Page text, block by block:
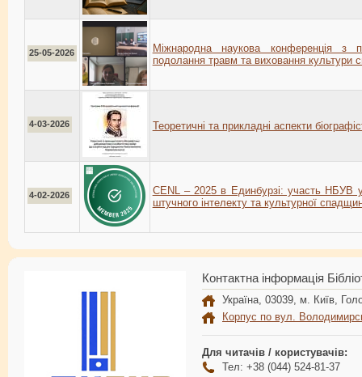
25-05-2026
Міжнародна наукова конференція з
подолання травм та виховання культури
4-03-2026 Теоретичні та прикладні аспекти
4-02-2026
CENL – 2025 в Единбурзі: участь НБУВ
штучного інтелекту та культурної
Контактна інформація
Україна, 03039, м. Київ,
Корпус по вул.
Для читачів / користувачів:
Тел: +38 (044) 524-81-37